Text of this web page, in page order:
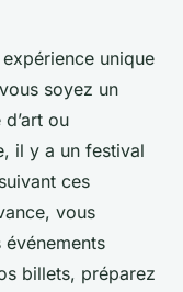
unique
soyez un
ou
il y a un festival
ces
vous
billets, préparez